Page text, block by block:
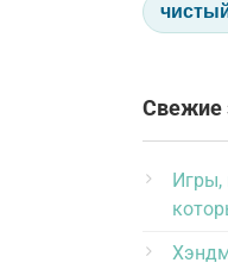
Свежие
Игры,